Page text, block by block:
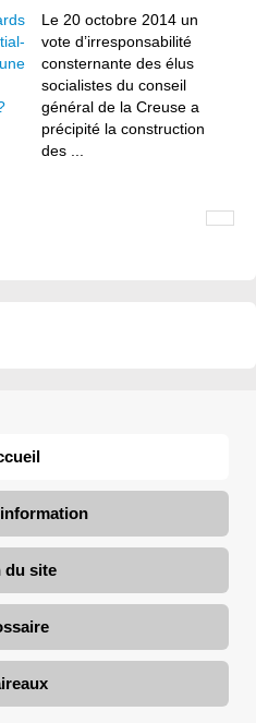
Le 20 octobre 2014 un
vote d’irresponsabilité
consternante des élus
socialistes du conseil
général de la Creuse a
précipité la construction
des ...
du site